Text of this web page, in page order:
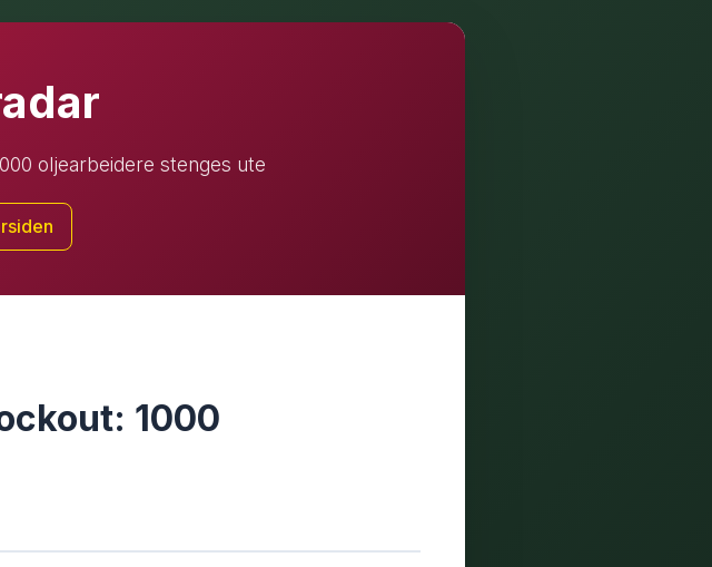
oljearbeidere stenges ute
1000